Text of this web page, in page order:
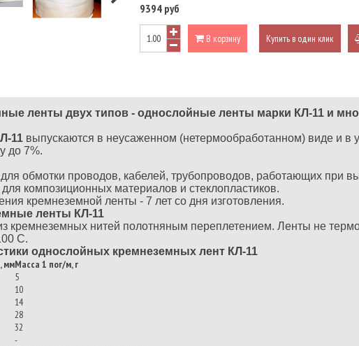
9394 руб
В корзину Купить в один клик
ленты двух типов - однослойные ленты марки КЛ-11 и
11 выпускаются в неусаженном (нетермообработанном) виде и
до 7%.
для обмотки проводов, кабелей, трубопроводов, работающих при
для композиционных материалов и стеклопластиков.
кремнеземной ленты - 7 лет со дня изготовления.
ленты КЛ-11
кремнеземных нитей полотняным переплетением. Ленты не
С.
однослойных кремнеземных лент КЛ-11
ммМасса 1 пог/м, г
5
10
14
28
32
-